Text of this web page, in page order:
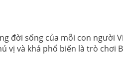
sống của mỗi con người
vị và khá phổ biến là trò chơi